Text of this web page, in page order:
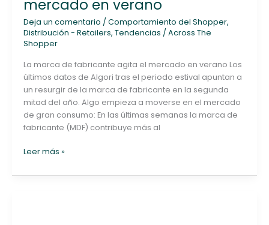
mercado en verano
Deja un comentario /Comportamiento del Shopper,
Distribución - Retailers,Tendencias /Across The
Shopper
La marca de fabricante agita el mercado en verano Los
últimos datos de Algori tras el periodo estival apuntan a
un resurgir de la marca de fabricante en la segunda
mitad del año. Algo empieza a moverse en el mercado
de gran consumo: En las últimas semanas la marca de
fabricante (MDF) contribuye más al
agita
el
mercado
en
verano
Leer más »